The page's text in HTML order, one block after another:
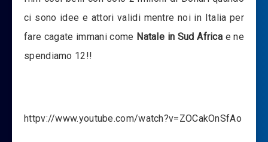
ci sono idee e attori validi mentre noi in Italia per
fare cagate immani come Natale in Sud Africa e ne
spendiamo 12!!
httpv://www.youtube.com/watch?v=ZOCakOnSfAo